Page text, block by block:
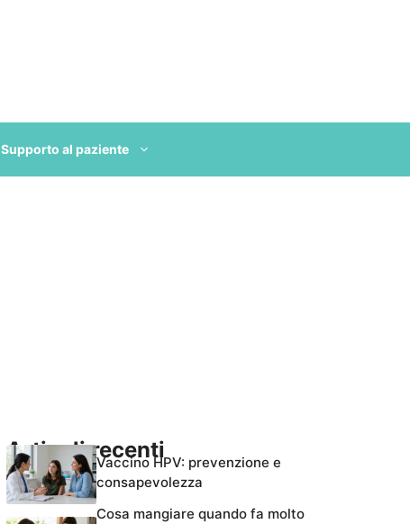
Supporto al paziente
Articoli recentiVaccino HPV: prevenzione e
consapevolezza
Cosa mangiare quando fa molto